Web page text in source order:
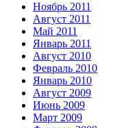
Ноябрь 2011
Август 2011
Май 2011
Январь 2011
Август 2010
Февраль 2010
Январь 2010
Август 2009
Июнь 2009
Март 2009